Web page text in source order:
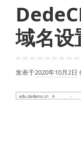
域名设
发表于2020年10月2日